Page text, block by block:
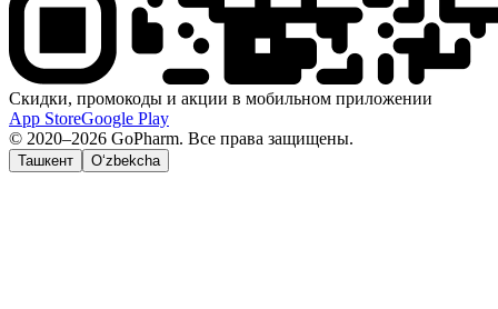
Скидки, промокоды и акции в мобильном приложении
App StoreGoogle Play
© 2020–2026 GoPharm. Все права защищены.
Ташкент O‘zbekcha